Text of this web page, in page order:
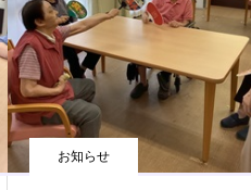
お知らせ